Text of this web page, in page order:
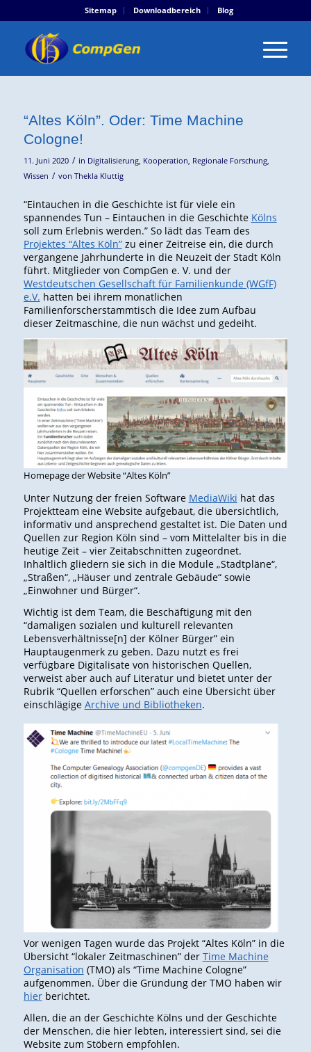
Sitemap Downloadbereich Blog
“Altes Köln”. Oder: Time Machine
Cologne!
11. Juni 2020 / in Digitalisierung, Kooperation, Regionale Forschung,
Wissen / von Thekla Kluttig
“Eintauchen in die Geschichte ist für viele ein
spannendes Tun – Eintauchen in die Geschichte Kölns
soll zum Erlebnis werden.” So lädt das Team des
Projektes “Altes Köln”zu einer Zeitreise ein, die durch
vergangene Jahrhunderte in die Neuzeit der Stadt Köln
führt. Mitglieder von CompGen e. V. und der
Westdeutschen Gesellschaft für Familienkunde (WGfF)
e.V. hatten bei ihrem monatlichen
Familienforscherstammtisch die Idee zum Aufbau
dieser Zeitmaschine, die nun wächst und gedeiht.
Homepage der Website “Altes Köln”
Unter Nutzung der freien Software MediaWiki hat das
Projektteam eine Website aufgebaut, die übersichtlich,
informativ und ansprechend gestaltet ist. Die Daten und
Quellen zur Region Köln sind – vom Mittelalter bis in die
heutige Zeit – vier Zeitabschnitten zugeordnet.
Inhaltlich gliedern sie sich in die Module „Stadtpläne“,
„Straßen“, „Häuser und zentrale Gebäude“ sowie
„Einwohner und Bürger“.
Wichtig ist dem Team, die Beschäftigung mit den
“damaligen sozialen und kulturell relevanten
Lebensverhältnisse[n] der Kölner Bürger” ein
Hauptaugenmerk zu geben. Dazu nutzt es frei
verfügbare Digitalisate von historischen Quellen,
verweist aber auch auf Literatur und bietet unter der
Rubrik “Quellen erforschen” auch eine Übersicht über
einschlägige Archive und Bibliotheken.
Vor wenigen Tagen wurde das Projekt “Altes Köln” in die
Übersicht “lokaler Zeitmaschinen” der Time Machine
Organisation (TMO) als “Time Machine Cologne”
aufgenommen. Über die Gründung der TMO haben wir
hierberichtet.
Allen, die an der Geschichte Kölns und der Geschichte
der Menschen, die hier lebten, interessiert sind, sei die
Website zum Stöbern empfohlen.